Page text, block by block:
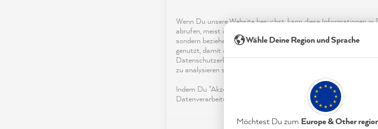
Wenn Du unsere Website besuchst, kann diese Informationen in
abrufen, meist in Form von Cookies. Diese Informationen sind
sondern beziehen sich möglicherweise auf Dich, Deine
genutzt, damit die Website wie erwartet funktioniert und um
Datenschutzerklärung genannten Dienste Deine Nutzung der
zu analysieren sowie Werbung zu betreiben und zu personalisieren.
Indem Du "Akzeptieren & Schließen" klickst, stimmst Du
Datenverarbeitungen freiwillig zu.
Wähle Deine Region und Sprache
Möchtest Du zum Europe & Other